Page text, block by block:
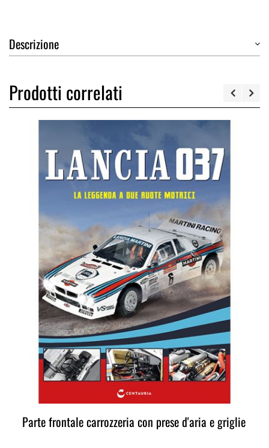
Descrizione
Prodotti correlati
Parte frontale carrozzeria con prese d'aria e griglie